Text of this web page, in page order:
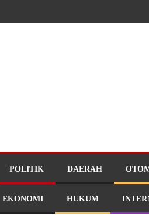
POLITIK DAERAH
EKONOMI HUKUM